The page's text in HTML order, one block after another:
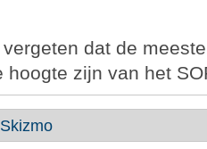
dat de
zijn van het
Skizmo